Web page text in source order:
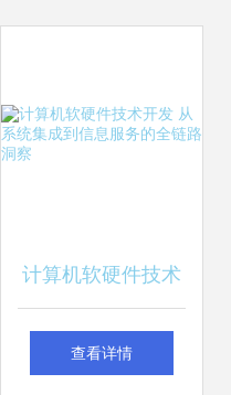
计算机软硬件技术
开发 从系统集成到
查看详情